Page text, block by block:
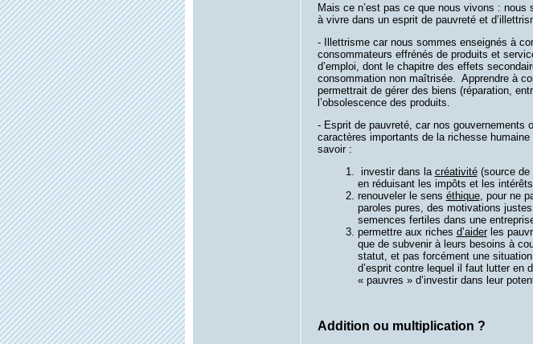
Mais ce n’est pas ce que nous vivons :
à vivre dans un esprit de pauvreté et
- Illettrisme car nous sommes enseignés à
consommateurs effrénés de produits et
d’emploi, dont le chapitre des effets
consommation non maîtrisée. Apprendre à
permettrait de gérer des biens (réparation,
l’obsolescence des produits.
- Esprit de pauvreté, car nos gouvernements
caractères importants de la richesse
savoir :
investir dans la créativité(source de
en réduisant les impôts et les intérêts
renouveler le sens éthique, pour ne
paroles pures, des motivations
semences fertiles dans une
permettre aux riches d’aiderles
que de subvenir à leurs besoins à
statut, et pas forcément une
d’esprit contre lequel il faut lutter en
« pauvres » d’investir dans leur
Addition ou multiplication ?